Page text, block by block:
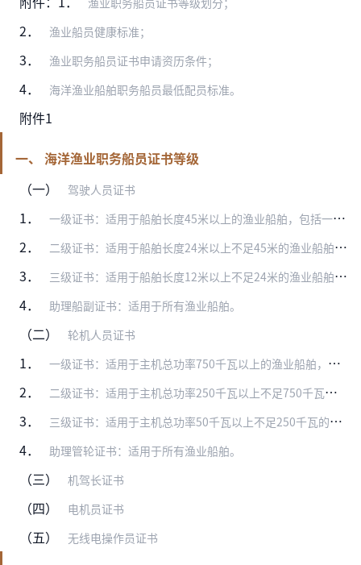
2． 渔业船员健康标准；
3． 渔业职务船员证书申请资历条件；
4． 海洋渔业船舶职务船员最低配员标准。
附件1
一、 海洋渔业职务船员证书等级
（一）
驾驶人员证书
1． 一级证书：适用于船舶长度45米以上的渔业船舶，包括一级船长证书、一级船副证书；
2． 二级证书：适用于船舶长度24米以上不足45米的渔业船舶，包括二级船长证书、二级船副证书；
3． 三级证书：适用于船舶长度12米以上不足24米的渔业船舶，包括三级船长证书；
4． 助理船副证书：适用于所有渔业船舶。
（二） 轮机人员证书
1． 一级证书：适用于主机总功率750千瓦以上的渔业船舶，包括一级轮机长证书、一级管轮证书；
2． 二级证书：适用于主机总功率250千瓦以上不足750千瓦的渔业船舶，包括二级轮机长证书、二级管轮证书；
3． 三级证书：适用于主机总功率50千瓦以上不足250千瓦的渔业船舶，包括三级轮机长证书；
4． 助理管轮证书：适用于所有渔业船舶。
（三） 机驾长证书
（四） 电机员证书
（五） 无线电操作员证书